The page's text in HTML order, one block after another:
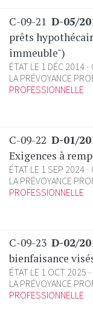
C-09-21 D-05/
prêts
immeuble")
ÉTAT LE 1 DÉC 2014
LA PRÉVOYANCE
PROFESSIONNELLE
C-09-22 D-01/
Exigences à
ÉTAT LE 1 SEP 2024
LA PRÉVOYANCE
PROFESSIONNELLE
C-09-23 D-02/
bienfaisance
ÉTAT LE 1 OCT 2025
LA PRÉVOYANCE
PROFESSIONNELLE